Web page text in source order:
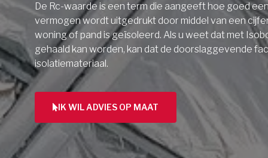
De Rc-waarde is een term die aangeeft hoe goed
vermogen wordt uitgedrukt door middel van een
woning of pand is geïsoleerd. Als u weet dat met
gehaald kan worden, kan dat de doorslaggevende
isolatiemateriaal.
IK WIL ADVIES OP MAAT